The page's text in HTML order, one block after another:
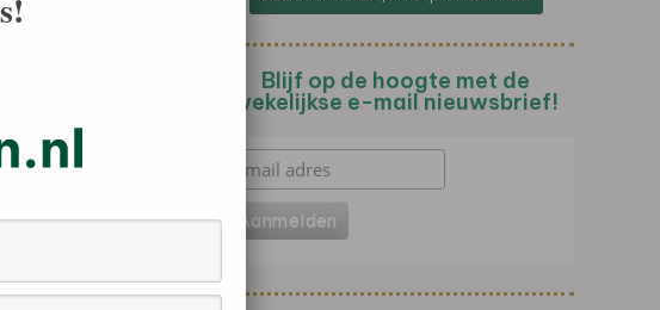
aan
maar
voor
een
in de
Blijf op de hoogte met de
wekelijkse e-mail nieuwsbrief!